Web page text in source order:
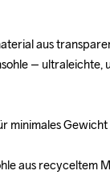
aus
– ultraleichte,
minimales
aus recyceltem
aus
– ultraleichte,
minimales
aus recyceltem